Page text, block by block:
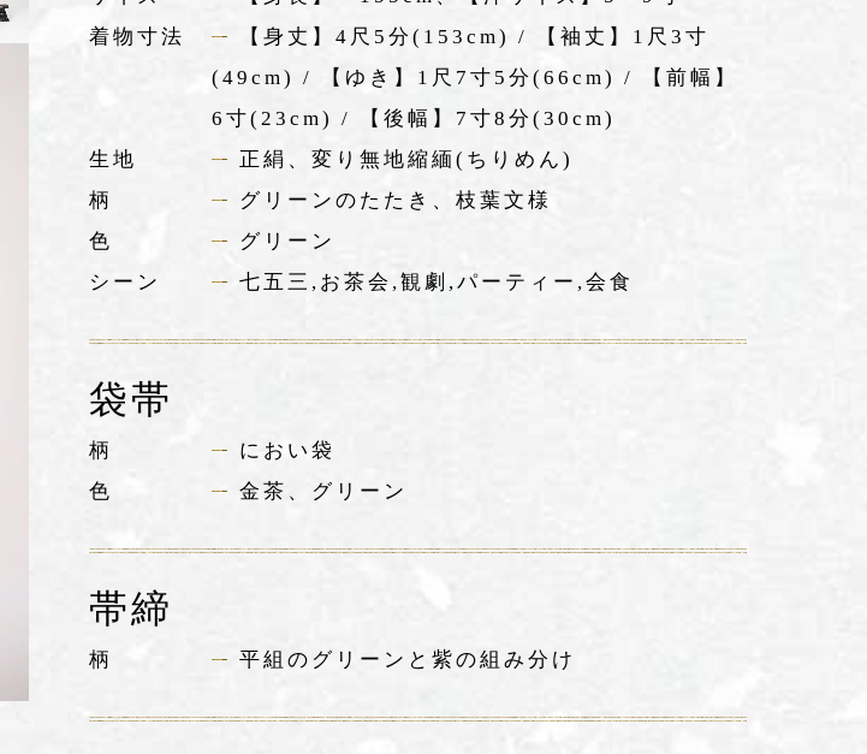
着物寸法
【身丈】4尺5分(153cm) / 【袖丈】1尺3寸
(49cm) / 【ゆき】1尺7寸5分(66cm) / 【前幅】
6寸(23cm) / 【後幅】7寸8分(30cm)
生地
正絹、変り無地縮緬(ちりめん)
柄
グリーンのたたき、枝葉文様
色
グリーン
シーン
七五三,お茶会,観劇,パーティー,会食
袋帯
柄
におい袋
色
金茶、グリーン
帯締
柄 平組のグリーンと紫の組み分け